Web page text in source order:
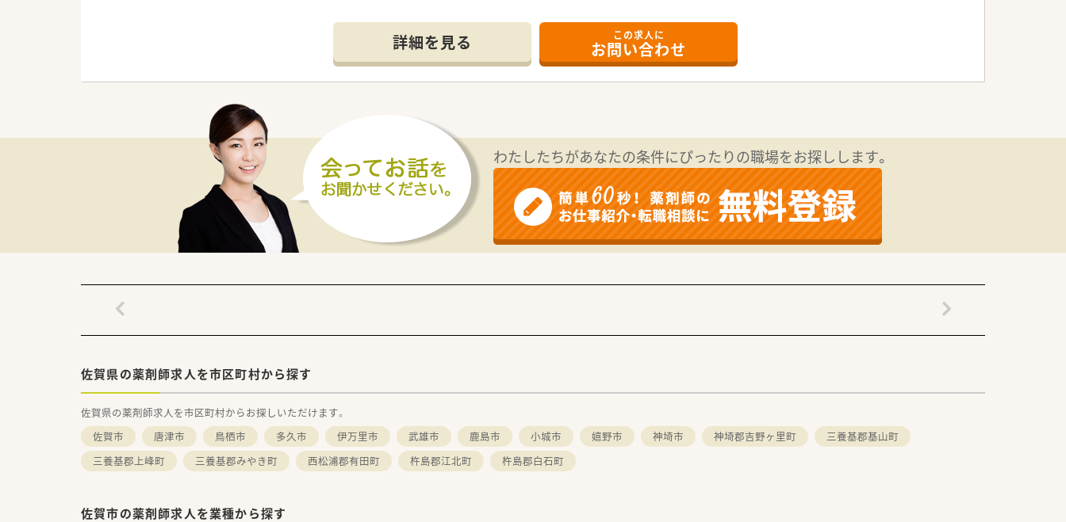
■24時間対応の保育所の設置などお子さんの成長により変化するライフスタイルに応じた勤務形態の相談も可能です。
■テニスサークルやソフトボールサークル、サガン鳥栖とスポンサー契約も行っており、試合チケットの購入割引などの福利厚生も充実
■循環器内科、腎臓内科、肝・消化器内科などの専門スキルを学ぶことができる環境です。
■入院患者さんの調剤をメインに業務を行って頂きます。4名の薬剤師と2名の補助の方が在籍しています。
■病棟業務あり！幅広い経験を積むことができます。
■夜勤はなく、の日勤勤務で働けるので体力的にも長く続けやすい環境です。
■無料駐車場もあり、マイカー通勤もラクラクです。
詳細を見る この求人に
お問い合わせ
わたしたちがあなたの条件にぴったりの職場をお探しします。
佐賀県の薬剤師求人を市区町村から探す
佐賀県の薬剤師求人を市区町村からお探しいただけます。
佐賀市
唐津市 鳥栖市 多久市 伊万里市 武雄市 鹿島市 小城市 嬉野市 神埼市 神埼郡吉野ヶ里町
三養基郡基山町
三養基郡上峰町
三養基郡みやき町 西松浦郡有田町 杵島郡江北町 杵島郡白石町
佐賀市の薬剤師求人を業種から探す